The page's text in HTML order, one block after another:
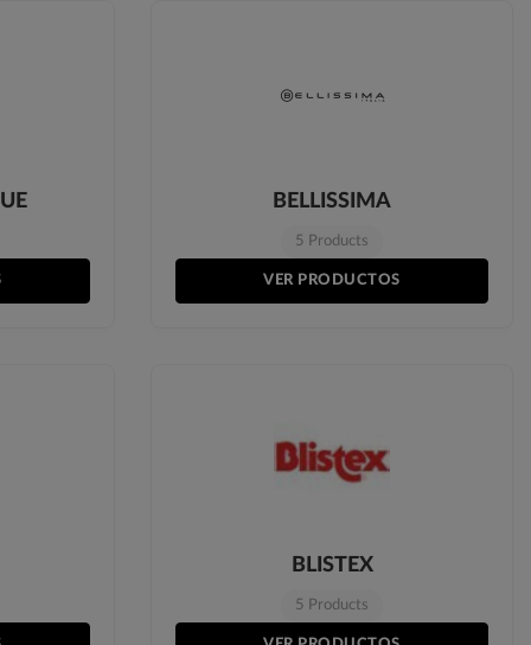
BELLISSIMA
5 Products
VER PRODUCTOS
BLISTEX
5 Products